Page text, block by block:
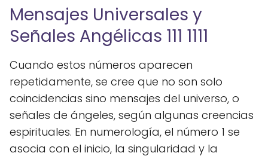
Mensajes Universales y
Señales Angélicas 111 1111
Cuando estos números aparecen
repetidamente, se cree que no son solo
coincidencias sino mensajes del universo, o
señales de ángeles, según algunas creencias
espirituales. En numerología, el número 1 se
asocia con el inicio, la singularidad y la